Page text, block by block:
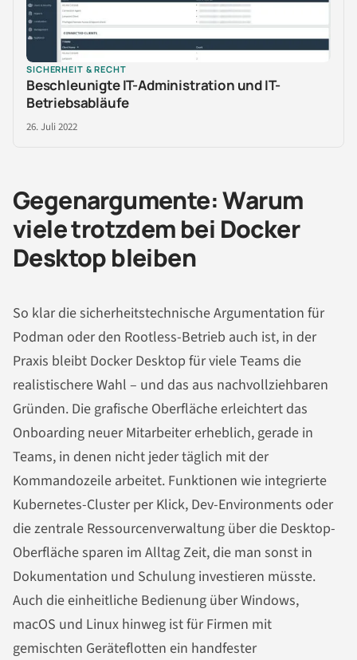
SICHERHEIT & RECHT
Beschleunigte IT-Administration und IT-
Betriebsabläufe
26. Juli 2022
Gegenargumente: Warum
viele trotzdem bei Docker
Desktop bleiben
So klar die sicherheitstechnische Argumentation für
Podman oder den Rootless-Betrieb auch ist, in der
Praxis bleibt Docker Desktop für viele Teams die
realistischere Wahl – und das aus nachvollziehbaren
Gründen. Die grafische Oberfläche erleichtert das
Onboarding neuer Mitarbeiter erheblich, gerade in
Teams, in denen nicht jeder täglich mit der
Kommandozeile arbeitet. Funktionen wie integrierte
Kubernetes-Cluster per Klick, Dev-Environments oder
die zentrale Ressourcenverwaltung über die Desktop-
Oberfläche sparen im Alltag Zeit, die man sonst in
Dokumentation und Schulung investieren müsste.
Auch die einheitliche Bedienung über Windows,
macOS und Linux hinweg ist für Firmen mit
gemischten Geräteflotten ein handfester